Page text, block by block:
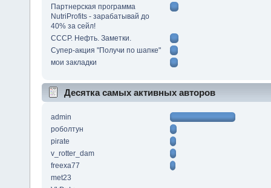
Партнерская программа
NutriProfits - зарабатывай до
40% за сейл!
СССР. Нефть. Заметки.
Супер-акция "Получи по шапке"
мои закладки
Десятка самых активных авторов
admin
роболтун
pirate
v_rotter_dam
freexa77
met23